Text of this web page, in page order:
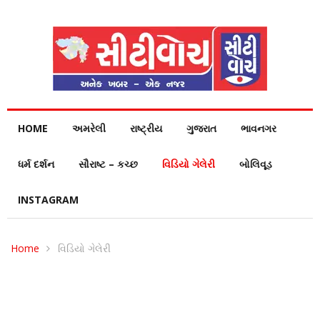
HOME અમરેલી રાષ્ટ્રીય ગુજરાત ભાવનગર
ધર્મ દર્શન સૌરાષ્ટ – કચ્છ વિડિયો ગેલેરી બોલિવૂડ
INSTAGRAM
Home વિડિયો ગેલેરી